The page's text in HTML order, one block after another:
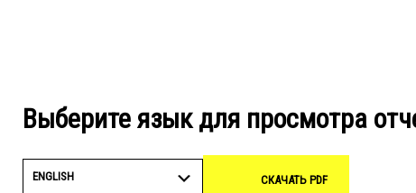
Выберите язык для просмотра
ENGLISH СКАЧАТЬ PDF